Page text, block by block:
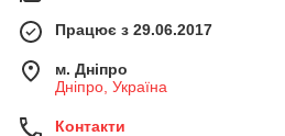
Працює з 29.06.2017
м. Дніпро
Дніпро, Україна
Контакти